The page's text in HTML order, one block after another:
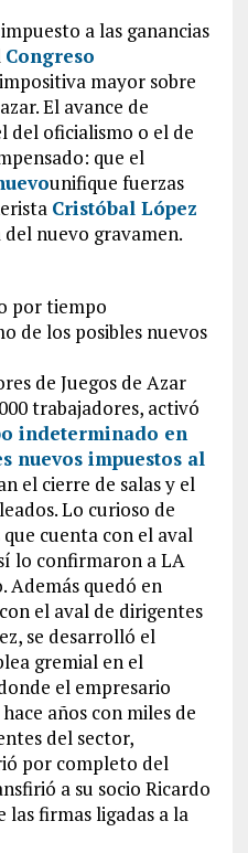
a las ganancias
Congreso
mayor sobre
El avance de
del oficialismo o el de
que el
unifique fuerzas
Cristóbal López
nuevo gravamen.
por tiempo
de los posibles nuevos
de Juegos de Azar
trabajadores, activó
indeterminado en
nuevos impuestos al
el cierre de salas y el
Lo curioso de
cuenta con el aval
lo confirmaron a LA
Además quedó en
el aval de dirigentes
se desarrolló el
gremial en el
el empresario
años con miles de
del sector,
por completo del
a su socio Ricardo
las firmas ligadas a la